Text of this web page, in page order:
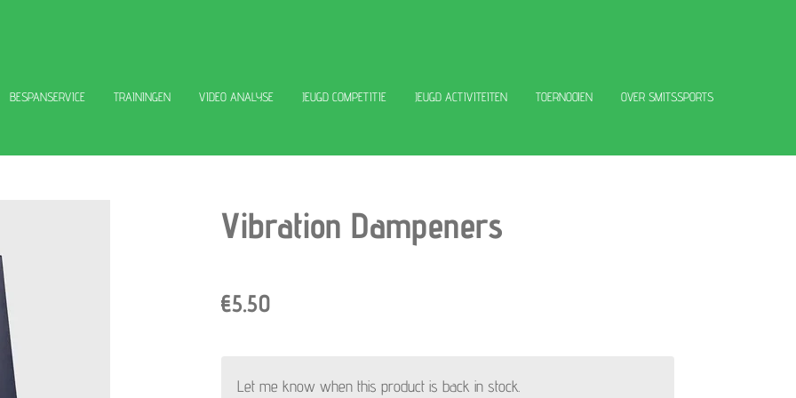
BESPANSERVICE TRAININGEN VIDEO ANALYSE JEUGD COMPETITIE JEUGD ACTIVITEITEN TOERNOOIEN OVER SMITSSPORTS
Vibration Dampeners
€5.50
Let me know when this product is back in stock.